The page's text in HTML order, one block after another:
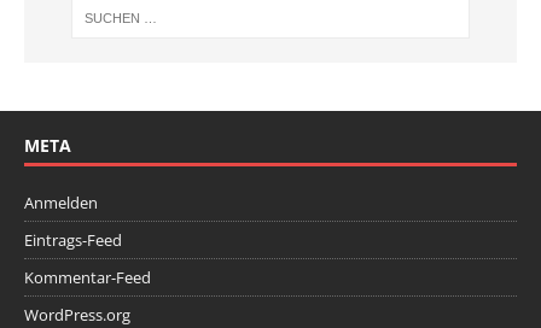
META
Anmelden
Eintrags-Feed
Kommentar-Feed
WordPress.org